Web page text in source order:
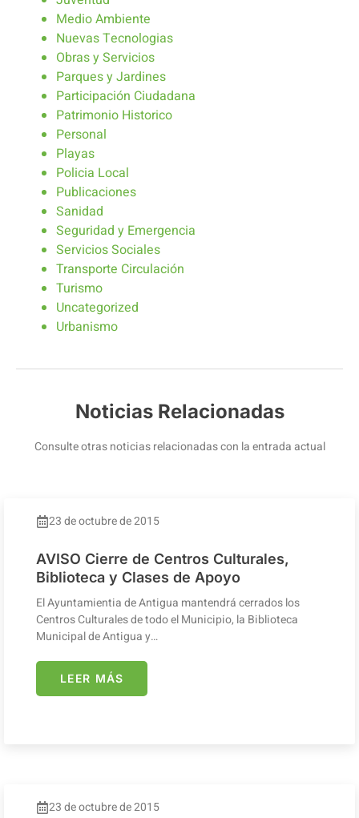
Medio Ambiente
Nuevas Tecnologias
Obras y Servicios
Parques y Jardines
Participación Ciudadana
Patrimonio Historico
Personal
Playas
Policia Local
Publicaciones
Sanidad
Seguridad y Emergencia
Servicios Sociales
Transporte Circulación
Turismo
Uncategorized
Urbanismo
Noticias Relacionadas
Consulte otras noticias relacionadas con la entrada actual
23 de octubre de 2015
AVISO Cierre de Centros Culturales,
Biblioteca y Clases de Apoyo
El Ayuntamientia de Antigua mantendrá cerrados los
Centros Culturales de todo el Municipio, la Biblioteca
Municipal de Antigua y…
LEER MÁS
23 de octubre de 2015